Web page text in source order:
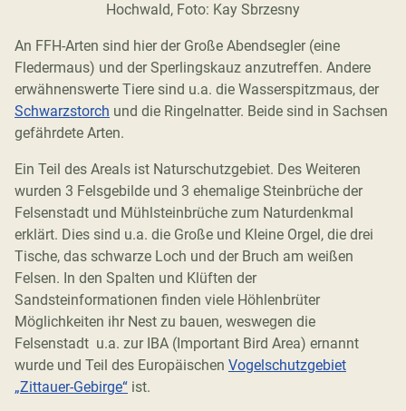
Hochwald, Foto: Kay Sbrzesny
An FFH-Arten sind hier der Große Abendsegler (eine
Fledermaus) und der Sperlingskauz anzutreffen. Andere
erwähnenswerte Tiere sind u.a. die Wasserspitzmaus, der
Schwarzstorch und die Ringelnatter. Beide sind in Sachsen
gefährdete Arten.
Ein Teil des Areals ist Naturschutzgebiet. Des Weiteren
wurden 3 Felsgebilde und 3 ehemalige Steinbrüche der
Felsenstadt und Mühlsteinbrüche zum Naturdenkmal
erklärt. Dies sind u.a. die Große und Kleine Orgel, die drei
Tische, das schwarze Loch und der Bruch am weißen
Felsen. In den Spalten und Klüften der
Sandsteinformationen finden viele Höhlenbrüter
Möglichkeiten ihr Nest zu bauen, weswegen die
Felsenstadt u.a. zur IBA (Important Bird Area) ernannt
wurde und Teil des Europäischen Vogelschutzgebiet
„Zittauer-Gebirge“ ist.